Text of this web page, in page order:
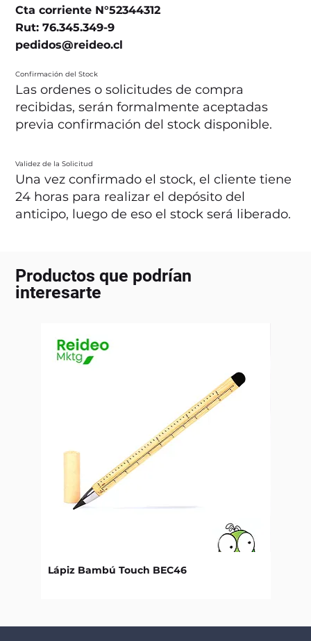
Cta corriente N°52344312
Rut: 76.345.349-9
pedidos@reideo.cl
Confirmación del Stock
Las ordenes o solicitudes de compra
recibidas, serán formalmente aceptadas
previa confirmación del stock disponible.
Validez de la Solicitud
Una vez confirmado el stock, el cliente tiene
24 horas para realizar el depósito del
anticipo, luego de eso el stock será liberado.
Productos que podrían
interesarte
Lápiz Bambú Touch BEC46